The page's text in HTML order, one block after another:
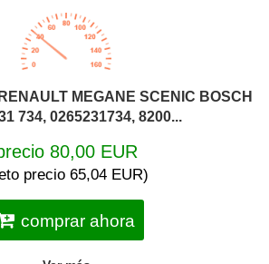
MEGANE SCENIC BOSCH
734, 0265231734, 8200...
80,00 EUR
precio 65,04 EUR)
comprar ahora